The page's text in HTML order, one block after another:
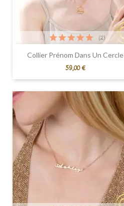
Collier Prénom Dans Un Cercle
Prix
59,00 €
(2)